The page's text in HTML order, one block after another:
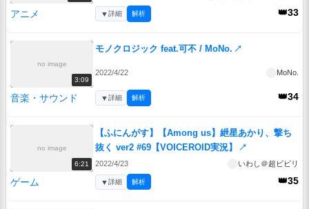
アニメ 👑33
▼詳細 解析
no image
3:09
モノクロジック feat.可不 / MoNo. ↗
2022/4/22 MoNo.
音楽・サウンド 👑34
▼詳細 解析
no image
6:21
【ふにんがす】【Among us】紲星あかり、撃ち
抜く ver2 #69【VOICEROID実況】
↗
2022/4/23 いわし＠超ビビリ
ゲーム 👑35
▼詳細 解析